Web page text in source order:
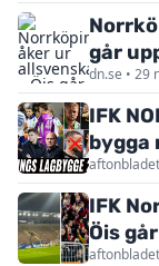
går
dn.se • 29
IFK
bygga
IFK
Öis